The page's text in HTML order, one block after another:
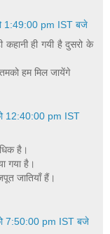
1:49:00 pm IST बजे
कहानी ही गयी है दुसरो के
हम मिल जायेंगे
12:40:00 pm IST
है।
गया है।
जातियाँ हैं।
7:50:00 pm IST बजे